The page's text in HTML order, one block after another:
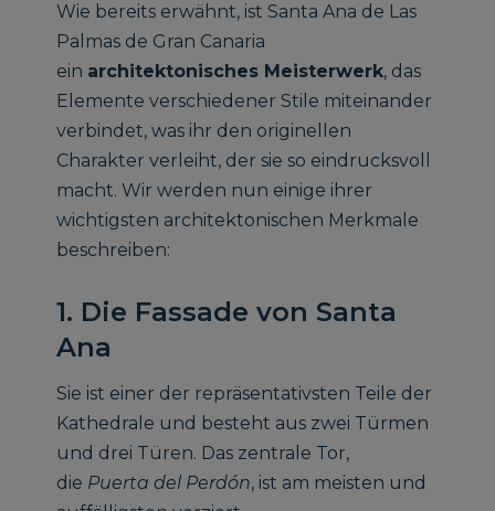
Wie bereits erwähnt, ist Santa Ana de Las
Palmas de Gran Canaria
ein architektonisches Meisterwerk, das
Elemente verschiedener Stile miteinander
verbindet, was ihr den originellen
Charakter verleiht, der sie so eindrucksvoll
macht. Wir werden nun einige ihrer
wichtigsten architektonischen Merkmale
beschreiben:
1. Die Fassade von Santa
Ana
Sie ist einer der repräsentativsten Teile der
Kathedrale und besteht aus zwei Türmen
und drei Türen. Das zentrale Tor,
die Puerta del Perdón, ist am meisten und